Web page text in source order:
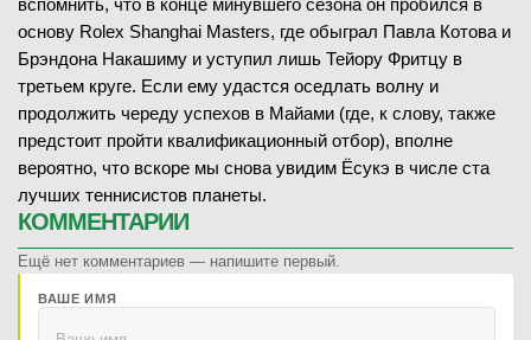
вспомнить, что в конце минувшего сезона он пробился в
основу Rolex Shanghai Masters, где обыграл Павла Котова и
Брэндона Накашиму и уступил лишь Тейору Фритцу в
третьем круге. Если ему удастся оседлать волну и
продолжить череду успехов в Майами (где, к слову, также
предстоит пройти квалификационный отбор), вполне
вероятно, что вскоре мы снова увидим Ёсукэ в числе ста
лучших теннисистов планеты.
КОММЕНТАРИИ
Ещё нет комментариев — напишите первый.
ВАШЕ ИМЯ